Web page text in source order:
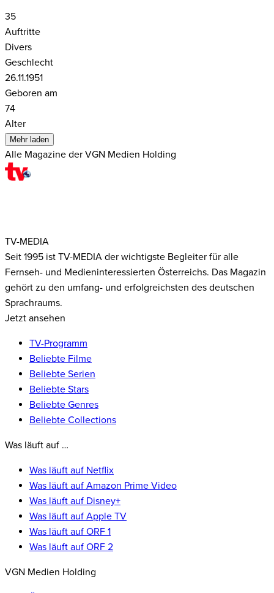
35
Auftritte
Divers
Geschlecht
26.11.1951
Geboren am
74
Alter
Mehr laden
Alle Magazine der VGN Medien Holding
TV-MEDIA
Seit 1995 ist TV-MEDIA der wichtigste Begleiter für alle
Fernseh- und Medieninteressierten Österreichs. Das Magazin
gehört zu den umfang- und erfolgreichsten des deutschen
Sprachraums.
Jetzt ansehen
TV-Programm
Beliebte Filme
Beliebte Serien
Beliebte Stars
Beliebte Genres
Beliebte Collections
Was läuft auf …
Was läuft auf Netflix
Was läuft auf Amazon Prime Video
Was läuft auf Disney+
Was läuft auf Apple TV
Was läuft auf ORF 1
Was läuft auf ORF 2
VGN Medien Holding